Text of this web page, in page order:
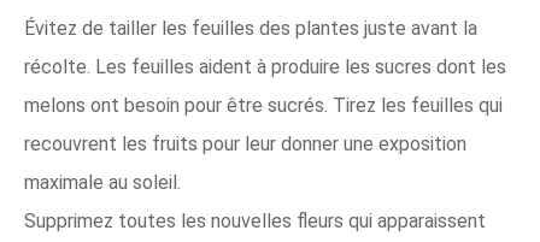
Évitez de tailler les feuilles des plantes juste avant la
récolte. Les feuilles aident à produire les sucres dont les
melons ont besoin pour être sucrés. Tirez les feuilles qui
recouvrent les fruits pour leur donner une exposition
maximale au soleil.
Supprimez toutes les nouvelles fleurs qui apparaissent